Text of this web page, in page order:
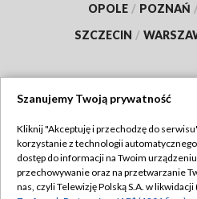
OPOLE / POZNAŃ
SZCZECIN /
TVP
Abonament TVP
Szanujemy Twoją prywatność
Kliknij "Akceptuję i przechodzę do
korzystanie z technologii
dostęp do informacji na Twoim
przechowywanie oraz na przetwarzanie
nas, czyli Telewizję Polską S.A. w